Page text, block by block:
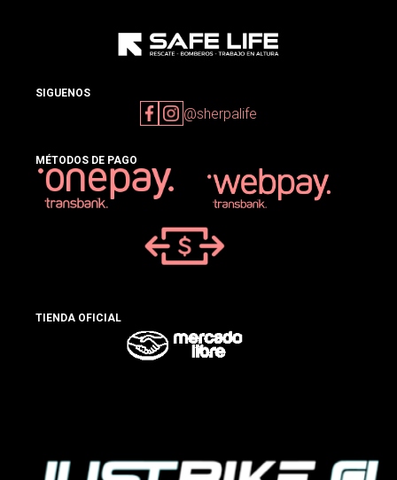
SIGUENOS
@sherpalife
MÉTODOS DE PAGO
TIENDA OFICIAL